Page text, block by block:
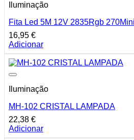
Iluminação
Fita Led 5M 12V 2835Rgb
16,95 €
Adicionar
Iluminação
MH-102 CRISTAL LAMPADA
22,38 €
Adicionar